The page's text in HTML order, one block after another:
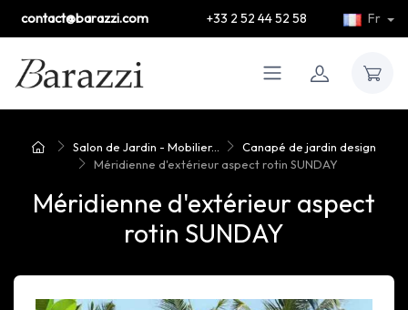
contact@barazzi.com +33 2 52 44 52 58 Fr
Salon de Jardin - Mobilier...
Canapé de jardin design
Méridienne d'extérieur aspect rotin SUNDAY
Méridienne d'extérieur aspect
rotin SUNDAY